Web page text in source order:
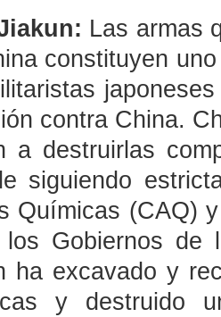
Las armas
constituyen
contra China.
a destruirlas
siguiendo
Químicas (CAQ)
los Gobiernos de
ha excavado y
y destruido